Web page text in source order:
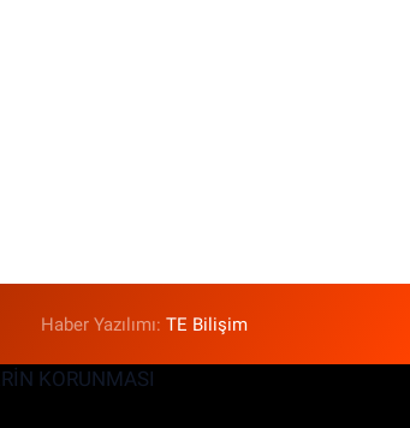
Haber Yazılımı:TE Bilişim
KORUNMASI